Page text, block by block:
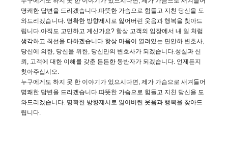
명쾌한 답변을 드리겠습니다.따뜻한 가슴으로 힘들고 지친 당신을 도
와드리겠습니다. 명확한 방향제시로 잃어버린 웃음과 행복을 찾아드
립니다.아직도 고민하고 계신가요? 항상 고객의 입장에서 내 일 처럼
생각하고 최선을 다하겠습니다.항상 마음이 열려있는 편안하 변호사,
당신에 의한, 당신을 위한, 당신만의 변호사가 되겠습니다.성실과 신
뢰, 고객에 대한 이해를 갖춘 든든한 동반자가 되겠습니다. 언제든지
찾아주십시오.
누구에게도 하지 못 한 이야기가 있으시다면, 제가 가슴으로 새겨들어
명쾌한 답변을 드리겠습니다.따뜻한 가슴으로 힘들고 지친 당신을 도
와드리겠습니다. 명확한 방향제시로 잃어버린 웃음과 행복을 찾아드
립니다.